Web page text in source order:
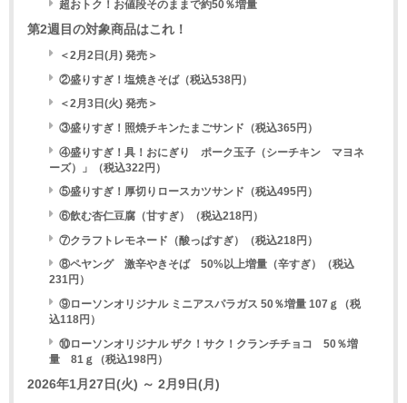
超おトク！お値段そのままで約50％増量
第2週目の対象商品はこれ！
＜2月2日(月) 発売＞
②盛りすぎ！塩焼きそば（税込538円）
＜2月3日(火) 発売＞
③盛りすぎ！照焼チキンたまごサンド（税込365円）
④盛りすぎ！具！おにぎり ポーク玉子（シーチキン®マヨネ
ーズ）」（税込322円）
⑤盛りすぎ！厚切りロースカツサンド（税込495円）
⑥飲む杏仁豆腐（甘すぎ）（税込218円）
⑦クラフトレモネード（酸っぱすぎ）（税込218円）
⑧ペヤング 激辛やきそば 50%以上増量（辛すぎ）（税込
231円）
⑨ローソンオリジナル ミニアスパラガス 50％増量 107ｇ（税
込118円）
⑩ローソンオリジナル ザク！サク！クランチチョコ 50％増
量 81ｇ（税込198円）
2026年1月27日(火) ～ 2月9日(月)